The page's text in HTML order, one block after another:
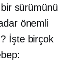
sürümünü
önemli
İşte birçok